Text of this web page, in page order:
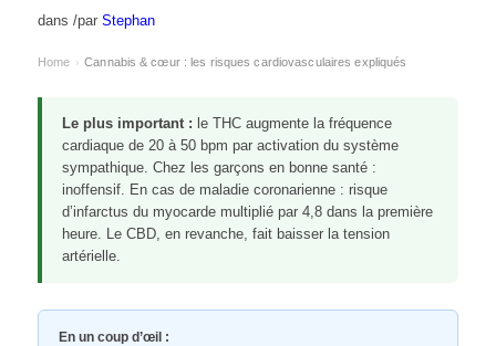
dans /par Stephan
Home › Cannabis & cœur : les risques cardiovasculaires expliqués
Le plus important : le THC augmente la fréquence
cardiaque de 20 à 50 bpm par activation du système
sympathique. Chez les garçons en bonne santé :
inoffensif. En cas de maladie coronarienne : risque
d’infarctus du myocarde multiplié par 4,8 dans la première
heure. Le CBD, en revanche, fait baisser la tension
artérielle.
En un coup d’œil :